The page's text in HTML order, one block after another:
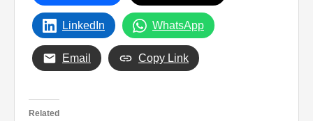
LinkedIn WhatsApp
Email Copy Link
Related